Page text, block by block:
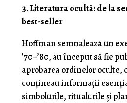
3. Literatura ocultă: de la
best-seller
Hoffman semnalează un
’70–’80, au început să fie
aprobarea ordinelor oculte,
conțineau informații
simbolurile, ritualurile și